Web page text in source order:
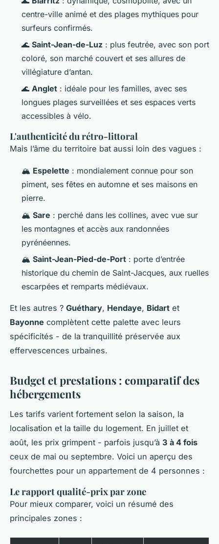
centre-ville animé et des plages mythiques pour
surfeurs confirmés.
🌊 Saint-Jean-de-Luz : plus feutrée, avec son port
coloré, son marché couvert et ses allures de
villégiature d’antan.
🌊 Anglet : idéale pour les familles, avec ses
longues plages surveillées et ses espaces verts
accessibles à vélo.
L'authenticité du rétro-littoral
Mais l’âme du territoire bat aussi loin des vagues :
🏔️ Espelette : mondialement connue pour son
piment, ses fêtes en automne et ses maisons en
pierre.
🏔️ Sare : perché dans les collines, avec vue sur
les montagnes et accès aux randonnées
pyrénéennes.
🏔️ Saint-Jean-Pied-de-Port : porte d’entrée
historique du chemin de Saint-Jacques, aux ruelles
escarpées et remparts médiévaux.
Et les autres ? Guéthary, Hendaye, Bidart et
Bayonne complètent cette palette avec leurs
spécificités - de la tranquillité préservée aux
effervescences urbaines.
Budget et prestations : comparatif des
hébergements
Les tarifs varient fortement selon la saison, la
localisation et la taille du logement. En juillet et
août, les prix grimpent - parfois jusqu’à 3 à 4 fois
ceux de mai ou septembre. Voici un aperçu des
fourchettes pour un appartement de 4 personnes :
Le rapport qualité-prix par zone
Pour mieux comparer, voici un résumé des
principales zones :